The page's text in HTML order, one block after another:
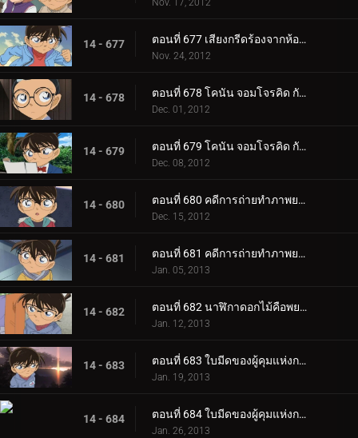
Nov. 17, 2012
14 - 677 ตอนที่ 677 เสียงกรีดร้องจากห้องผ่าตัด (ตอน 2)
Nov. 24, 2012
14 - 678 ตอนที่ 678 โคนัน จอมโจรคิด กับศึกชิงสมบัติซากาโมโตะ เรียวมะ (ตอน 1)
Dec. 01, 2012
14 - 679 ตอนที่ 679 โคนัน จอมโจรคิด กับศึกชิงสมบัติซากาโมโตะ เรียวมะ (ตอน 2)
Dec. 08, 2012
14 - 680 ตอนที่ 680 คดีการถ่ายทำภาพยนตร์โฆษณา (ตอน 1)
Dec. 15, 2012
14 - 681 ตอนที่ 681 คดีการถ่ายทำภาพยนตร์โฆษณา (ตอน 2)
Jan. 05, 2013
14 - 682 ตอนที่ 682 นาฬิกาดอกไม้คือพยาน
Jan. 12, 2013
14 - 683 ตอนที่ 683 ใบมีดของผู้คุมแห่งกาลเวลา (ตอน 1)
Jan. 19, 2013
14 - 684 ตอนที่ 684 ใบมีดของผู้คุมแห่งกาลเวลา (ตอน 2)
Jan. 26, 2013